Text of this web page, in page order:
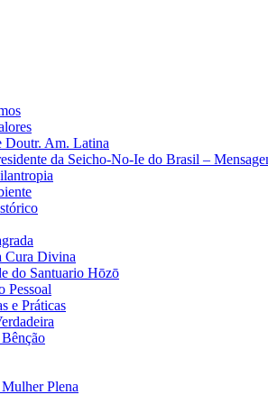
Doutr. Am. Latina
da Seicho-No-Ie do Brasil –
Cura Divina
do Santuario Hōzō
Pessoal
e Práticas
Plena